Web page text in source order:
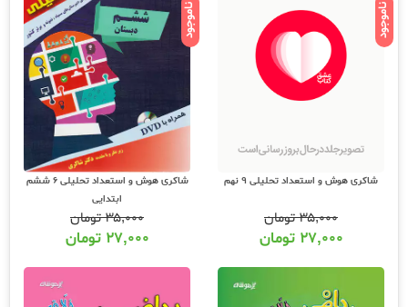
ناموجود
شاکری هوش و استعداد تحلیلی 9 نهم
۳۵,۰۰۰تومان
۲۷,۰۰۰ تومان
ناموجود
شاکری هوش و استعداد تحلیلی 6 ششم
ابتدایی
۳۵,۰۰۰تومان
۲۷,۰۰۰ تومان